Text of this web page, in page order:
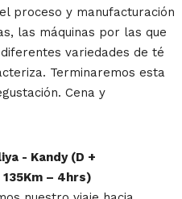
proceso y manufacturación
las máquinas por las que
variedades de té
Terminaremos esta
Cena y
- Kandy (D +
– 4hrs)